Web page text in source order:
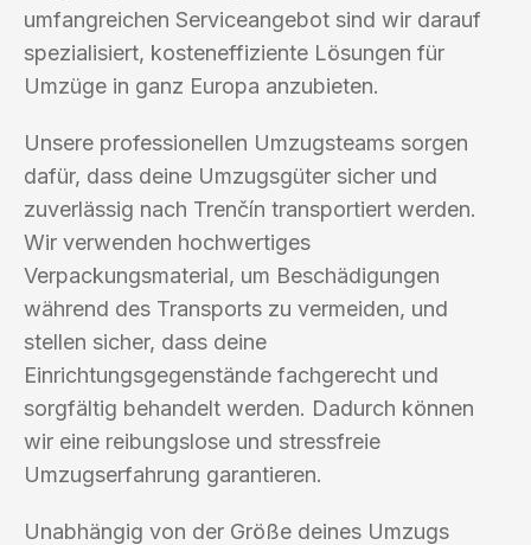
umfangreichen Serviceangebot sind wir darauf
spezialisiert, kosteneffiziente Lösungen für
Umzüge in ganz Europa anzubieten.
Unsere professionellen Umzugsteams sorgen
dafür, dass deine Umzugsgüter sicher und
zuverlässig nach Trenčín transportiert werden.
Wir verwenden hochwertiges
Verpackungsmaterial, um Beschädigungen
während des Transports zu vermeiden, und
stellen sicher, dass deine
Einrichtungsgegenstände fachgerecht und
sorgfältig behandelt werden. Dadurch können
wir eine reibungslose und stressfreie
Umzugserfahrung garantieren.
Unabhängig von der Größe deines Umzugs